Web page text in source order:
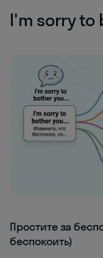
I'm sorry to
Простите за
беспокоить)